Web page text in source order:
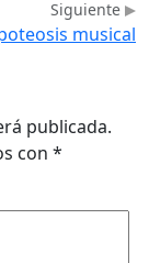
Siguiente
musical
publicada.
con *